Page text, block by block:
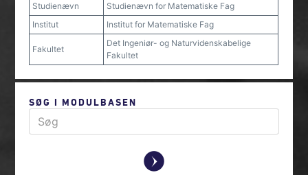
Studienævn
Studienævn for Matematiske Fag
Institut
Institut for Matematiske Fag
Fakultet
Det Ingeniør- og Naturvidenskabelige
Fakultet
SØG I MODULBASEN
y